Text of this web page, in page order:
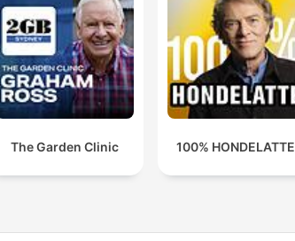
The Garden Clinic 100% HONDELATTE